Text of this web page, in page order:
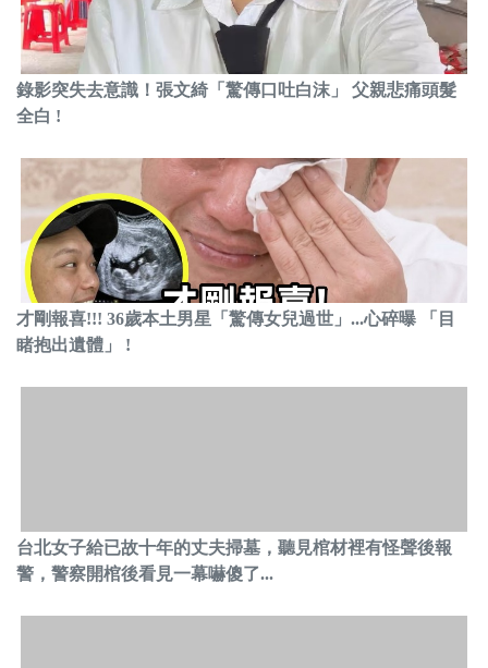
錄影突失去意識！張文綺「驚傳口吐白沫」 父親悲痛頭髮
全白 !
才剛報喜!!! 36歲本土男星「驚傳女兒過世」...心碎曝 「目
睹抱出遺體」 !
台北女子給已故十年的丈夫掃墓，聽見棺材裡有怪聲後報
警，警察開棺後看見一幕嚇傻了...